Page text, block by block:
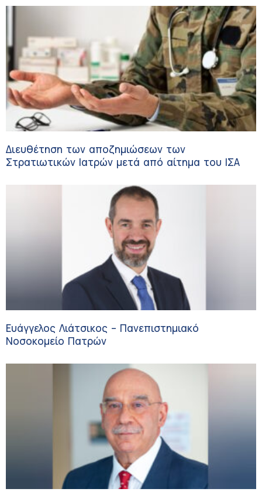
Διευθέτηση των αποζημιώσεων των
Στρατιωτικών Ιατρών μετά από αίτημα του ΙΣΑ
Ευάγγελος Λιάτσικος – Πανεπιστημιακό
Νοσοκομείο Πατρών